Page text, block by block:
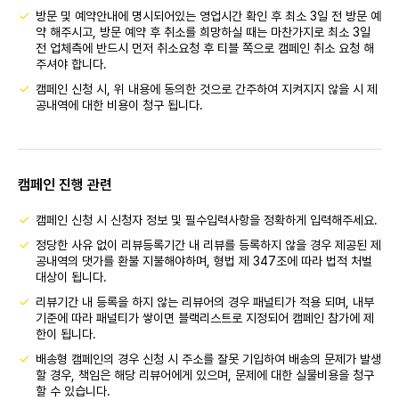
방문 및 예약안내에 명시되어있는 영업시간 확인 후 최소 3일 전 방문 예
약 해주시고, 방문 예약 후 취소를 희망하실 때는 마찬가지로 최소 3일
전 업체측에 반드시 먼저 취소요청 후 티블 쪽으로 캠페인 취소 요청 해
주셔야 합니다.
캠페인 신청 시, 위 내용에 동의한 것으로 간주하여 지켜지지 않을 시 제
공내역에 대한 비용이 청구 됩니다.
캠페인 진행 관련
캠페인 신청 시 신청자 정보 및 필수입력사항을 정확하게 입력해주세요.
정당한 사유 없이 리뷰등록기간 내 리뷰를 등록하지 않을 경우 제공된 제
공내역의 댓가를 환불 지불해야하며, 형법 제 347조에 따라 법적 처벌
대상이 됩니다.
리뷰기간 내 등록을 하지 않는 리뷰어의 경우 패널티가 적용 되며, 내부
기준에 따라 패널티가 쌓이면 블랙리스트로 지정되어 캠페인 참가에 제
한이 됩니다.
배송형 캠페인의 경우 신청 시 주소를 잘못 기입하여 배송의 문제가 발생
할 경우, 책임은 해당 리뷰어에게 있으며, 문제에 대한 실물비용을 청구
할 수 있습니다.